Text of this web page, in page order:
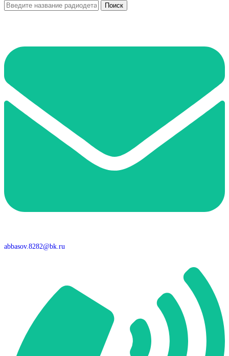
Поиск
abbasov.8282@bk.ru